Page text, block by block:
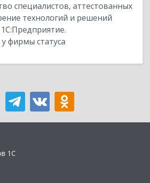
специалистов, аттестованных
технологий и решений
фирмы статуса
1С